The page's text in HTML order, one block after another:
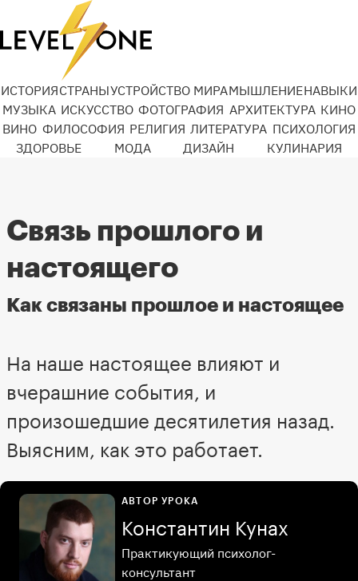
ИСТОРИЯСТРАНЫУСТРОЙСТВО МИРАМЫШЛЕНИЕНАВЫКИ
МУЗЫКА ИСКУССТВО ФОТОГРАФИЯ АРХИТЕКТУРА КИНО
ВИНО ФИЛОСОФИЯ РЕЛИГИЯ ЛИТЕРАТУРА ПСИХОЛОГИЯ
ЗДОРОВЬЕ
МОДА ДИЗАЙН КУЛИНАРИЯ
Связь прошлого и
настоящего
Как связаны прошлое и настоящее
На наше настоящее влияют и
вчерашние события, и
произошедшие десятилетия назад.
Выясним, как это работает.
АВТОР УРОКА
Константин Кунах
Практикующий психолог-
консультант